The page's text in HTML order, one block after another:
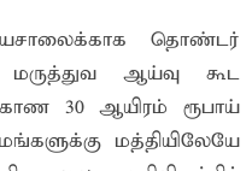
தொண்டர்
மருத்துவ ஆய்வு கூட
30 ஆயிரம் ரூபாய்
மத்தியிலேயே